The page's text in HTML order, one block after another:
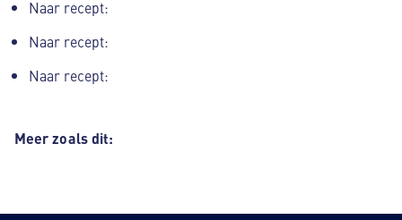
Naar recept:
Naar recept:
Naar recept:
Meer zoals dit: